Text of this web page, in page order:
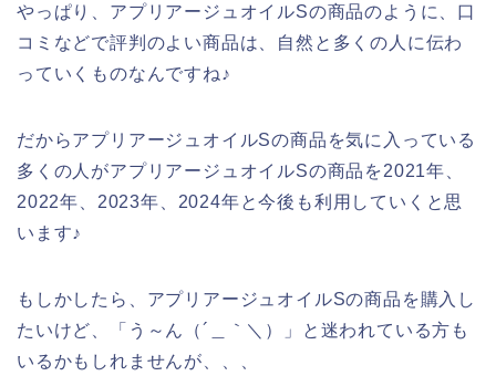
やっぱり、アプリアージュオイルSの商品のように、口
コミなどで評判のよい商品は、自然と多くの人に伝わ
っていくものなんですね♪
だからアプリアージュオイルSの商品を気に入っている
多くの人がアプリアージュオイルSの商品を2021年、
2022年、2023年、2024年と今後も利用していくと思
います♪
もしかしたら、アプリアージュオイルSの商品を購入し
たいけど、「う～ん（´＿｀＼）」と迷われている方も
いるかもしれませんが、、、